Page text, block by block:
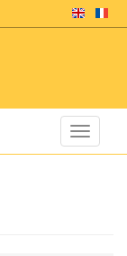
Toggle